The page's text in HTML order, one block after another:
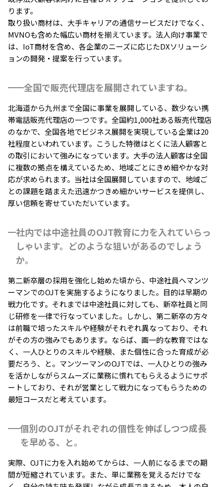
ります。
取り扱い商材は、大手キャリアの通信サービスだけでなく、
MVNOも含めた幅広い商材を揃えています。法人向け事業で
は、IoT商材を含め、各企業のニーズに応じたDXソリューシ
ョンの開発・提案を行っています。
全国で販売代理店を展開されていますね。
北海道から九州まで全国に事業を展開している、数少ない携
帯電話販売代理店の一つです。全国約1,000社ある販売代理店
のなかで、全国各地でビジネス展開を実現している企業は20
社程度といわれています。こうした特徴はとくに法人顧客と
の取引において強みになっています。大手の法人顧客は全国
に複数の拠点を構えているため、地域ごとにきめ細やかな対
応が求められます。当社は全国展開していますので、地域ご
との課題を踏まえた迅速かつきめ細かいサービスを提供し、
厚い信頼を寄せていただいています。
社内では中途社員のOJT教育に力を入れていらっ
しゃいます。どのような狙いがあるのでしょう
か。
第二新卒層の採用を強化し始めた頃から、中途社員へマンツ
ーマンでのOJTを実施するようになりました。目的は早期の
戦力化です。それまでは中途社員に対しても、新卒社員と同
じ研修を一律で行なっていました。しかし、第二新卒の方々
は前職で培ったスキルや経験がそれぞれ異なっており、それ
がその方の強みでもあります。ならば、画一的な教育ではな
く、一人ひとりのスキルや経験、また個性に合った育成が必
要だろう、と。マンツーマンのOJTでは、一人ひとりの強み
を活かしながらスムーズに業務に慣れてもらえるようにサポ
ートしており、それが営業として戦力になってもらうための
最短コースだと考えています。
個別のOJTがそれぞれの個性を伸ばしつつ成長
を早める、と。
実際、OJTに力を入れ始めてからは、一人前になるまでの期
間が短縮されています。また、単に業務を覚えるだけでな